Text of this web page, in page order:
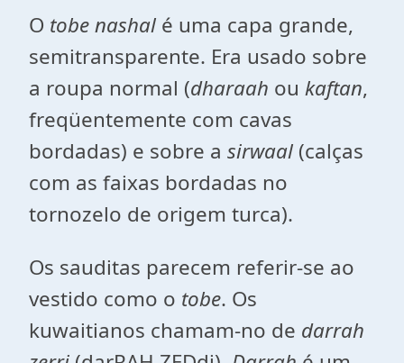
O tobe nashal é uma capa grande,
semitransparente. Era usado sobre
a roupa normal (dharaah ou kaftan,
freqüentemente com cavas
bordadas) e sobre a sirwaal (calças
com as faixas bordadas no
tornozelo de origem turca).
Os sauditas parecem referir-se ao
vestido como o tobe. Os
kuwaitianos chamam-no de darrah